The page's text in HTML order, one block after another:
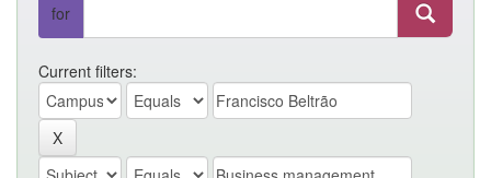
for
Current filters: